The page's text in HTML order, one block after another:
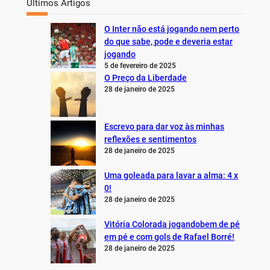
Últimos Artigos
O Inter não está jogando nem perto
do que sabe, pode e deveria estar
jogando
5 de fevereiro de 2025
O Preço da Liberdade
28 de janeiro de 2025
Escrevo para dar voz às minhas
reflexões e sentimentos
28 de janeiro de 2025
Uma goleada para lavar a alma: 4 x
0!
28 de janeiro de 2025
Vitória Colorada jogandobem de pé
em pé e com gols de Rafael Borré!
28 de janeiro de 2025